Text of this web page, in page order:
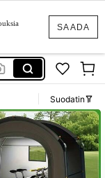
SAADA
Suodatin